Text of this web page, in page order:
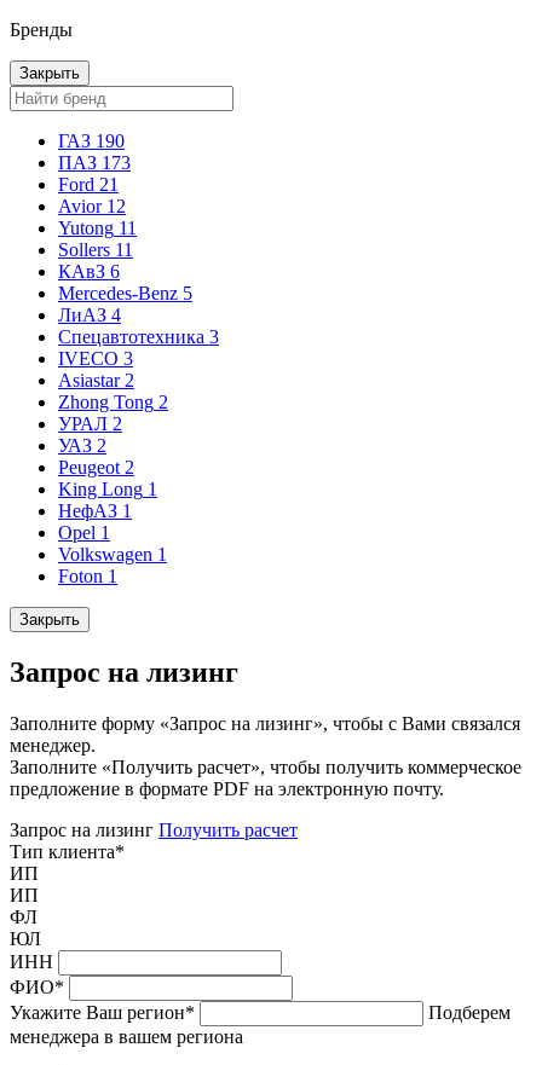
Бренды
Закрыть
ГАЗ 190
ПАЗ 173
Ford 21
Avior 12
Yutong 11
Sollers 11
КАвЗ 6
Mercedes-Benz 5
ЛиАЗ 4
Спецавтотехника 3
IVECO 3
Asiastar 2
Zhong Tong 2
УРАЛ 2
УАЗ 2
Peugeot 2
King Long 1
НефАЗ 1
Opel 1
Volkswagen 1
Foton 1
Закрыть
Запрос на лизинг
Заполните форму «Запрос на лизинг», чтобы с Вами связался
менеджер.
Заполните «Получить расчет», чтобы получить коммерческое
предложение в формате PDF на электронную почту.
Запрос на лизинг Получить расчет
Тип клиента*
ИП
ИП
ФЛ
ЮЛ
ИНН
ФИО*
Укажите Ваш регион*
Подберем
менеджера в вашем региона